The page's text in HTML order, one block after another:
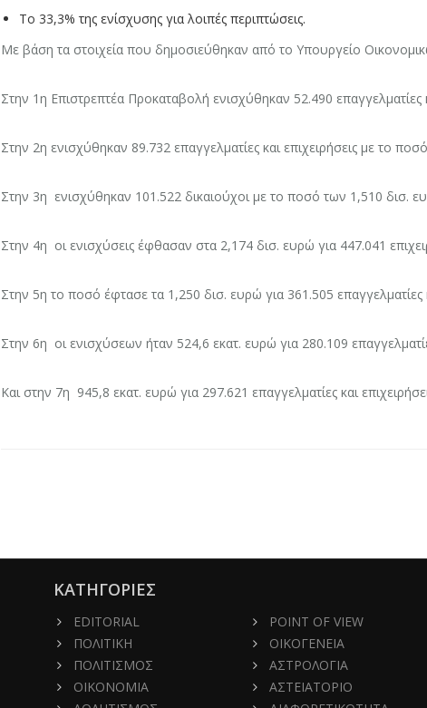
Το 33,3% της ενίσχυσης για λοιπές περιπτώσεις.
Με βάση τα στοιχεία που δημοσιεύθηκαν από το Υπουργείο
Στην 1η Επιστρεπτέα Προκαταβολή ενισχύθηκαν 52.490
Στην 2η ενισχύθηκαν 89.732 επαγγελματίες και επιχειρήσεις με το
Στην 3η ενισχύθηκαν 101.522 δικαιούχοι με το ποσό των 1,510 δισ.
Στην 4η οι ενισχύσεις έφθασαν στα 2,174 δισ. ευρώ για 447.041
Στην 5η το ποσό έφτασε τα 1,250 δισ. ευρώ για 361.505 επαγγελματίες
Στην 6η οι ενισχύσεων ήταν 524,6 εκατ. ευρώ για 280.109
Και στην 7η 945,8 εκατ. ευρώ για 297.621 επαγγελματίες και
ΚΑΤΗΓΟΡΙΕΣ
EDITORIAL
ΠΟΛΙΤΙΚΗ
ΠΟΛΙΤΙΣΜΟΣ
ΟΙΚΟΝΟΜΙΑ
POINT OF VIEW
ΟΙΚΟΓΕΝΕΙΑ
ΑΣΤΡΟΛΟΓΙΑ
ΑΣΤΕΙΑΤΟΡΙΟ